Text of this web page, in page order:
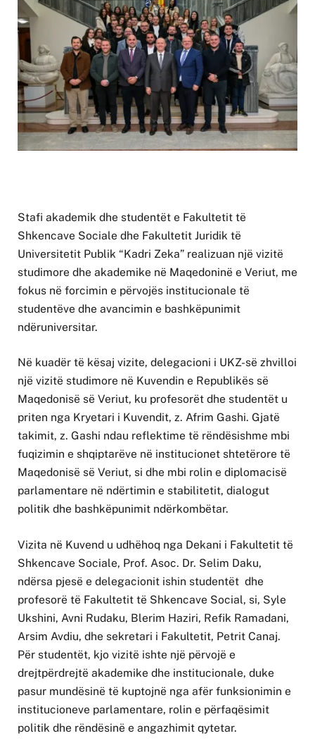
Stafi akademik dhe studentët e Fakultetit të
Shkencave Sociale dhe Fakultetit Juridik të
Universitetit Publik “Kadri Zeka” realizuan një vizitë
studimore dhe akademike në Maqedoninë e Veriut, me
fokus në forcimin e përvojës institucionale të
studentëve dhe avancimin e bashkëpunimit
ndëruniversitar.
Në kuadër të kësaj vizite, delegacioni i UKZ-së zhvilloi
një vizitë studimore në Kuvendin e Republikës së
Maqedonisë së Veriut, ku profesorët dhe studentët u
priten nga Kryetari i Kuvendit, z. Afrim Gashi. Gjatë
takimit, z. Gashi ndau reflektime të rëndësishme mbi
fuqizimin e shqiptarëve në institucionet shtetërore të
Maqedonisë së Veriut, si dhe mbi rolin e diplomacisë
parlamentare në ndërtimin e stabilitetit, dialogut
politik dhe bashkëpunimit ndërkombëtar.
Vizita në Kuvend u udhëhoq nga Dekani i Fakultetit të
Shkencave Sociale, Prof. Asoc. Dr. Selim Daku,
ndërsa pjesë e delegacionit ishin studentët dhe
profesorë të Fakultetit të Shkencave Social, si, Syle
Ukshini, Avni Rudaku, Blerim Haziri, Refik Ramadani,
Arsim Avdiu, dhe sekretari i Fakultetit, Petrit Canaj.
Për studentët, kjo vizitë ishte një përvojë e
drejtpërdrejtë akademike dhe institucionale, duke
pasur mundësinë të kuptojnë nga afër funksionimin e
institucioneve parlamentare, rolin e përfaqësimit
politik dhe rëndësinë e angazhimit qytetar.